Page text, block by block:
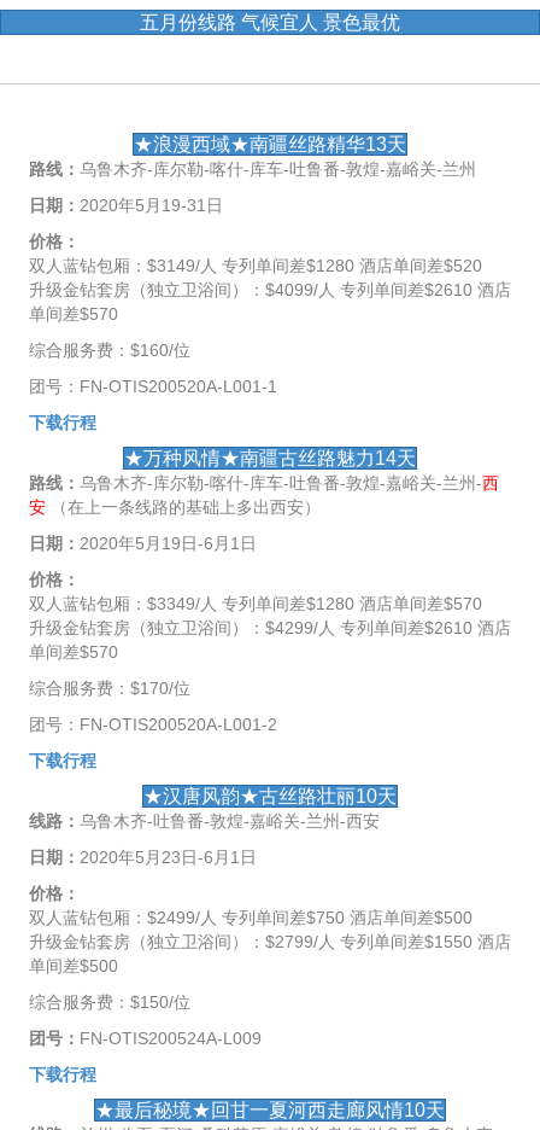
五月份线路 气候宜人 景色最优
★浪漫西域★南疆丝路精华13天
路线： 乌鲁木齐-库尔勒-喀什-库车-吐鲁番-敦煌-嘉峪关-兰州
日期： 2020年5月19-31日
价格：
双人蓝钻包厢：$3149/人 专列单间差$1280 酒店单间差$520
升级金钻套房（独立卫浴间）：$4099/人 专列单间差$2610 酒店
单间差$570
综合服务费：$160/位
团号：FN-OTIS200520A-L001-1
下载行程
★万种风情★南疆古丝路魅力14天
路线： 乌鲁木齐-库尔勒-喀什-库车-吐鲁番-敦煌-嘉峪关-兰州-西
安
（在上一条线路的基础上多出西安）
日期： 2020年5月19日-6月1日
价格：
双人蓝钻包厢：$3349/人 专列单间差$1280 酒店单间差$570
升级金钻套房（独立卫浴间）：$4299/人 专列单间差$2610 酒店
单间差$570
综合服务费：$170/位
团号：FN-OTIS200520A-L001-2
下载行程
★汉唐风韵★古丝路壮丽10天
线路： 乌鲁木齐-吐鲁番-敦煌-嘉峪关-兰州-西安
日期： 2020年5月23日-6月1日
价格：
双人蓝钻包厢：$2499/人 专列单间差$750 酒店单间差$500
升级金钻套房（独立卫浴间）：$2799/人 专列单间差$1550 酒店
单间差$500
综合服务费：$150/位
团号： FN-OTIS200524A-L009
下载行程
★最后秘境★回甘一夏河西走廊风情10天